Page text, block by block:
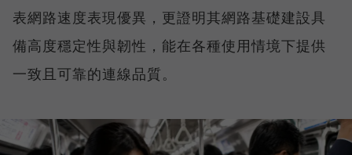
表網路速度表現優異，更證明其網路基礎建設具
備高度穩定性與韌性，能在各種使用情境下提供
一致且可靠的連線品質。